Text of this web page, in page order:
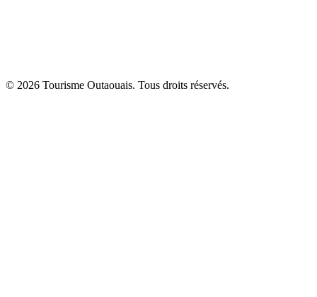
© 2026 Tourisme Outaouais. Tous droits réservés.